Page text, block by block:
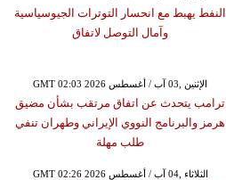
النفط يهبط مع انحسار التوترات الجيوسياسية
وآمال التوصل لاتفاق
GMT 02:03 2026 الإثنين ,03 آب / أغسطس
ترامب يتحدث عن اتفاق مرتقب بشأن مضيق
هرمز والبرنامج النووي الإيراني وطهران تنفي
طلب مهلة
GMT 02:26 2026 الثلاثاء ,04 آب / أغسطس